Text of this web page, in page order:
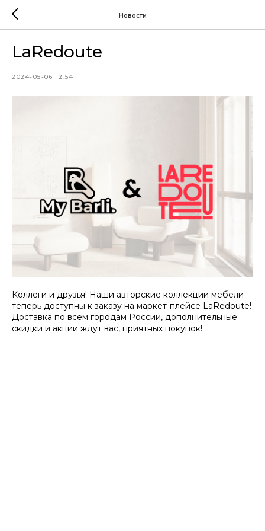
Новости
LaRedoute
2024-05-06 12:54
Коллеги и друзья! Наши авторские коллекции мебели
теперь доступны к заказу на маркет-плейсе LaRedoute!
Доставка по всем городам России, дополнительные
скидки и акции ждут вас, приятных покупок!